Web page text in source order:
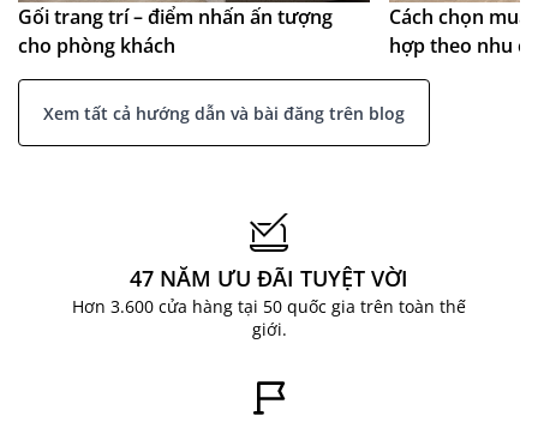
Gối trang trí – điểm nhấn ấn tượng
cho phòng khách
Cách chọn
hợp theo nhu
Xem tất cả hướng dẫn và bài đăng trên blog
47 NĂM ƯU ĐÃI TUYỆT VỜI
Hơn 3.600 cửa hàng tại 50 quốc gia trên toàn thế
giới.